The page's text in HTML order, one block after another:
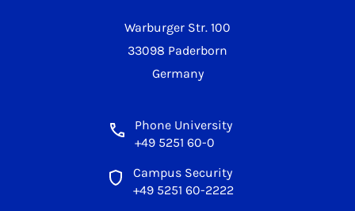
Warburger Str. 100
33098 Paderborn
Germany
Phone University
+49 5251 60-0
Campus Security
+49 5251 60-2222